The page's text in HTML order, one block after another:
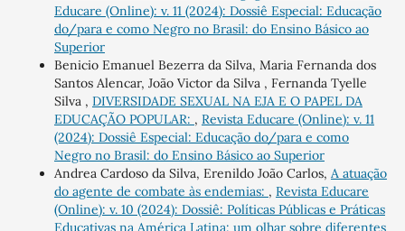
Educare (Online): v. 11 (2024): Dossiê Especial: Educação
do/para e como Negro no Brasil: do Ensino Básico ao
Superior
Benicio Emanuel Bezerra da Silva, Maria Fernanda dos
Santos Alencar, João Victor da Silva , Fernanda Tyelle
Silva , DIVERSIDADE SEXUAL NA EJA E O PAPEL DA
EDUCAÇÃO POPULAR: , Revista Educare (Online): v. 11
(2024): Dossiê Especial: Educação do/para e como
Negro no Brasil: do Ensino Básico ao Superior
Andrea Cardoso da Silva, Erenildo João Carlos, A atuação
do agente de combate às endemias: , Revista Educare
(Online): v. 10 (2024): Dossiê: Políticas Públicas e Práticas
Educativas na América Latina: um olhar sobre diferentes